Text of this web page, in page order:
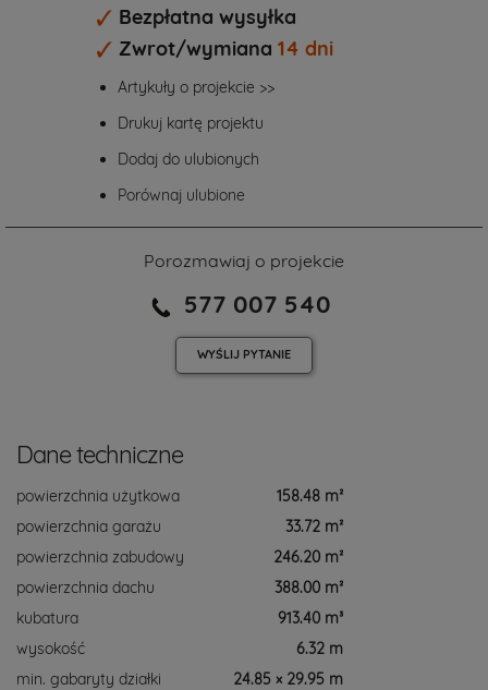
Bezpłatna wysyłka
Zwrot/wymiana 14 dni
Artykuły o projekcie >>
Drukuj kartę projektu
Dodaj do ulubionych
Porównaj ulubione
Porozmawiaj o projekcie
577 007 540
WYŚLIJ PYTANIE
Dane techniczne
powierzchnia użytkowa
158.48 m²
powierzchnia garażu
33.72 m²
powierzchnia zabudowy
246.20 m²
powierzchnia dachu
388.00 m²
kubatura
913.40 m³
wysokość
6.32 m
min. gabaryty działki
24.85 × 29.95 m